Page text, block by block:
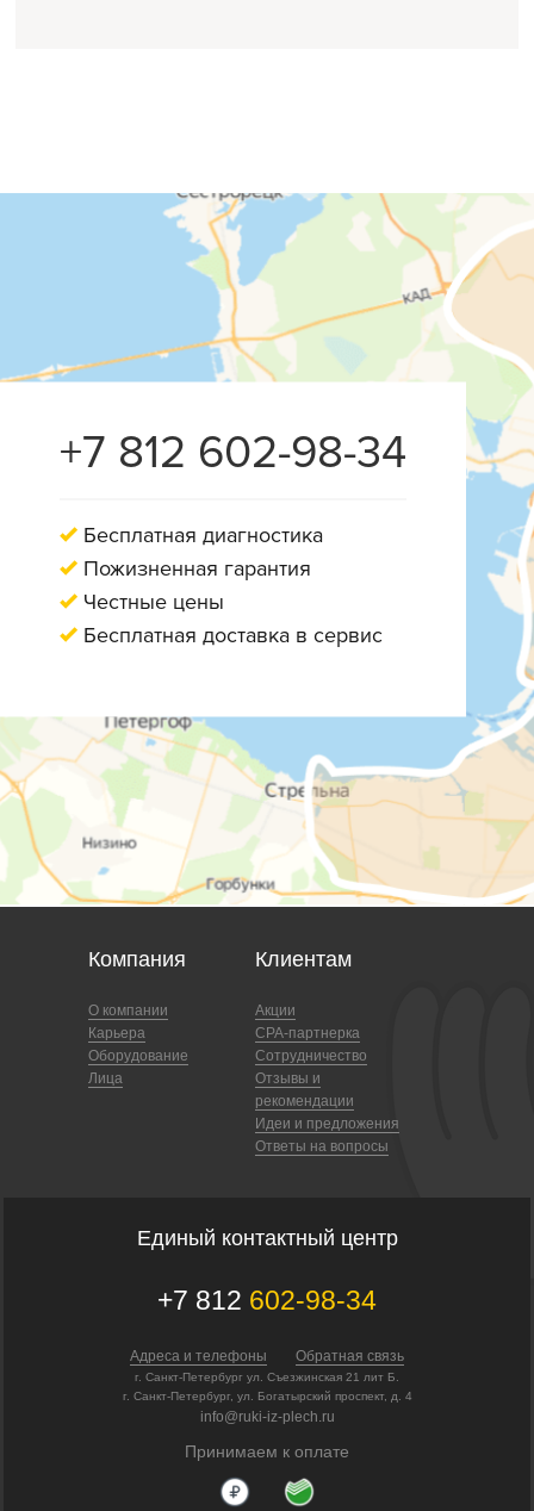
+7 812 602-98-34
Бесплатная диагностика
Пожизненная гарантия
Честные цены
Бесплатная доставка в сервис
Компания
О компании
Карьера
Оборудование
Лица
Клиентам
Акции
CPA-партнерка
Сотрудничество
Отзывы и
рекомендации
Идеи и предложения
Ответы на вопросы
Единый контактный центр
+7 812 602-98-34
Адреса и телефоны Обратная связь
г. Санкт-Петербург ул. Съезжинская 21 лит Б.
г. Санкт-Петербург, ул. Богатырский проспект, д. 4
info@ruki-iz-plech.ru
Принимаем к оплате